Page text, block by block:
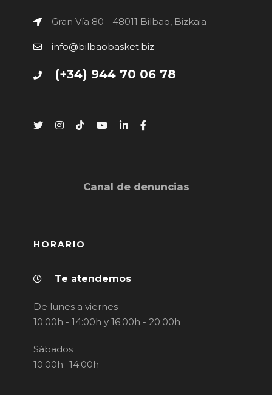
Gran Vía 80 - 48011 Bilbao, Bizkaia
info@bilbaobasket.biz
(+34) 944 70 06 78
Canal de denuncias
HORARIO
Te atendemos
De lunes a viernes
10:00h - 14:00h y 16:00h - 20:00h
Sábados
10:00h -14:00h